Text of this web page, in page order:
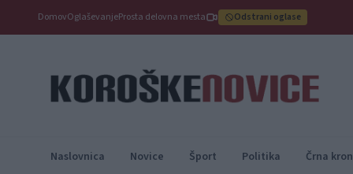
DomovOglaševanjeProsta delovna mesta Odstrani oglase
Naslovnica Novice Šport Politika Črna